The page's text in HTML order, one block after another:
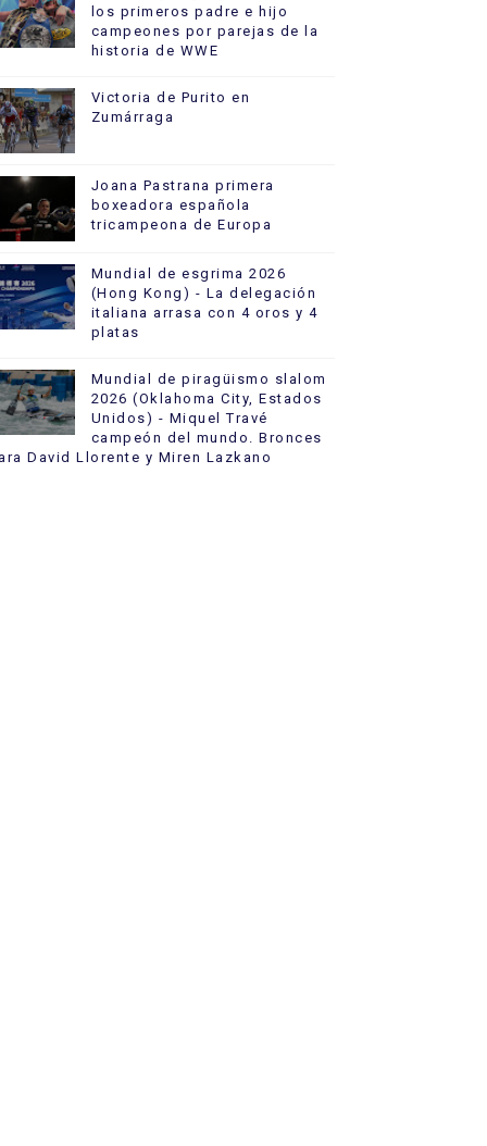
los primeros padre e hijo
campeones por parejas de la
historia de WWE
Victoria de Purito en
Zumárraga
Joana Pastrana primera
boxeadora española
tricampeona de Europa
Mundial de esgrima 2026
(Hong Kong) - La delegación
italiana arrasa con 4 oros y 4
platas
Mundial de piragüismo slalom
2026 (Oklahoma City, Estados
Unidos) - Miquel Travé
campeón del mundo. Bronces
David Llorente y Miren Lazkano